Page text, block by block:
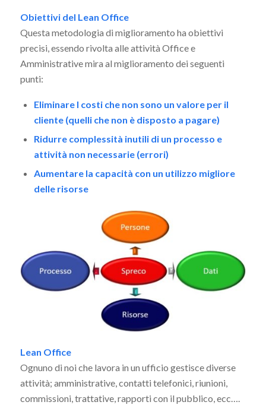
Obiettivi del Lean Office
Questa metodologia di miglioramento ha obiettivi
precisi, essendo rivolta alle attività Office e
Amministrative mira al miglioramento dei seguenti
punti:
Eliminare I costi che non sono un valore per il
cliente (quelli che non è disposto a pagare)
Ridurre complessità inutili di un processo e
attività non necessarie (errori)
Aumentare la capacità con un utilizzo migliore
delle risorse
Lean Office
Ognuno di noi che lavora in un ufficio gestisce diverse
attività; amministrative, contatti telefonici, riunioni,
commissioni, trattative, rapporti con il pubblico, ecc….